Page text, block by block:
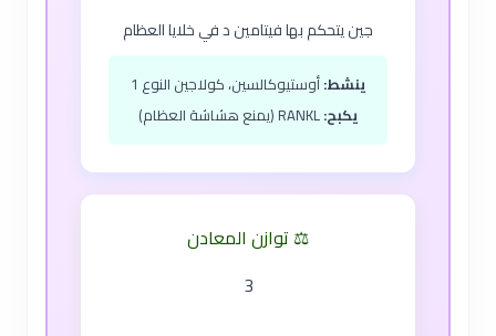
جين يتحكم بها فيتامين د في خلايا العظام
ينشط:أوستيوكالسين، كولاجين النوع 1
يكبح:RANKL (يمنع هشاشة العظام)
⚖️ توازن المعادن
3